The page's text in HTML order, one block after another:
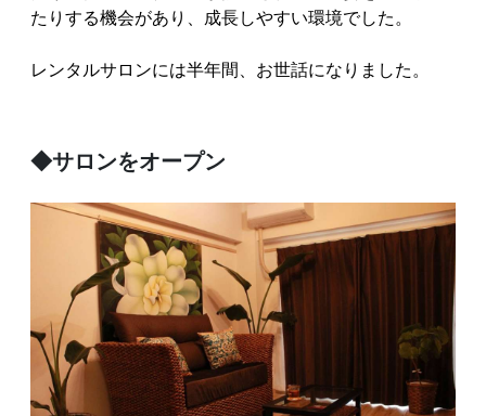
たりする機会があり、成長しやすい環境でした。
レンタルサロンには半年間、お世話になりました。
◆サロンをオープン